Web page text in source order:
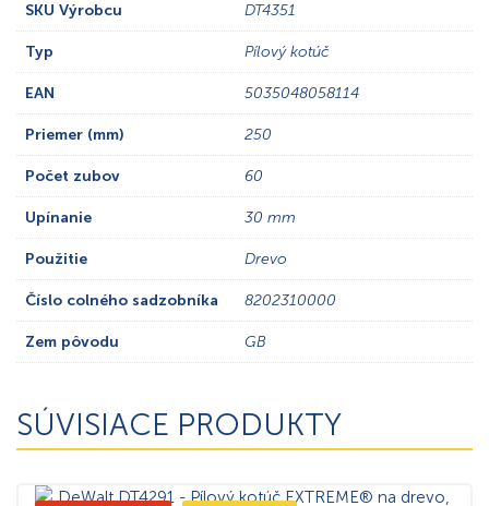
SKU Výrobcu DT4351
Typ Pílový kotúč
EAN 5035048058114
Priemer (mm) 250
Počet zubov 60
Upínanie 30 mm
Použitie Drevo
Číslo colného sadzobníka 8202310000
Zem pôvodu GB
SÚVISIACE PRODUKTY